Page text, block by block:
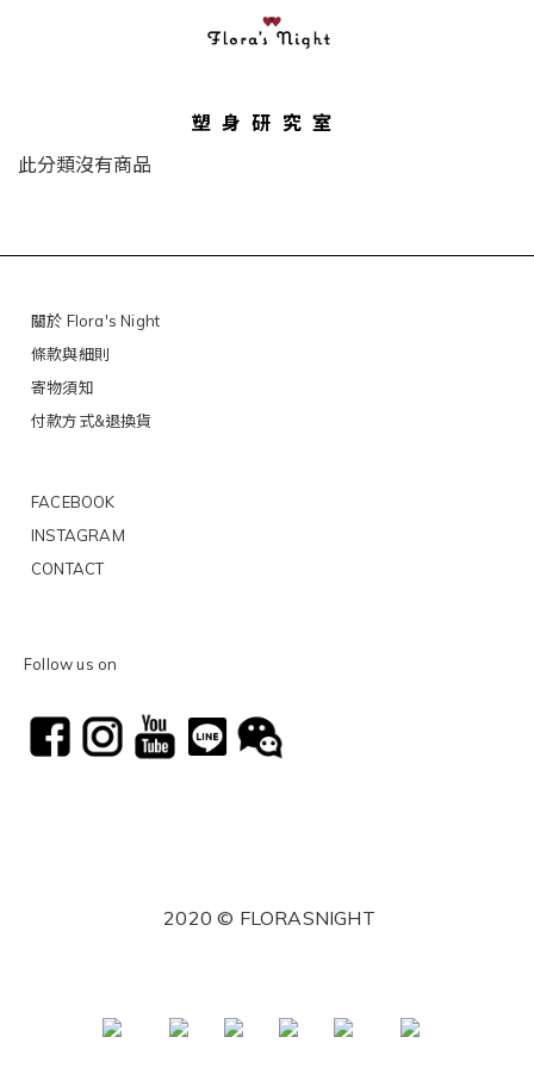
塑身研究室
此分類沒有商品
關於 Flora's Night
條款與細則
寄物須知
付款方式&退換貨
FACEBOOK
INSTAGRAM
CONTACT
Follow us on
2020 © FLORASNIGHT